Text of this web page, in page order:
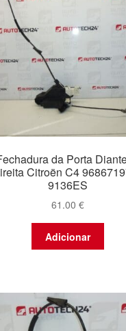
da Porta
Citroën C4
9136ES
61.00 €
Adicionar